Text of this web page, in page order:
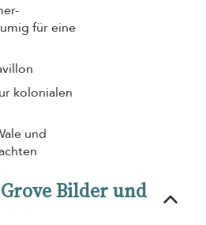
für eine
kolonialen
und
Bilder und